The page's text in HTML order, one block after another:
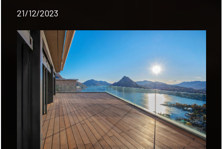
21/12/2023
VENDI
VALUTA
NEWS
AZIENDA
CONTATTI